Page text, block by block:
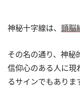
神秘十字線は、 頭脳
その名の通り、神秘
信仰心のある人に現
るサインでもありま